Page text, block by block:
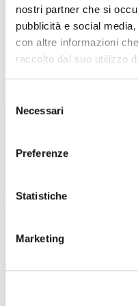
nostri partner che si
pubblicità e social
con altre informazioni
raccolto dal suo utilizzo
delNecessari
Preferenze
Statistiche
Marketing
TUTTE LE CATEGORIE